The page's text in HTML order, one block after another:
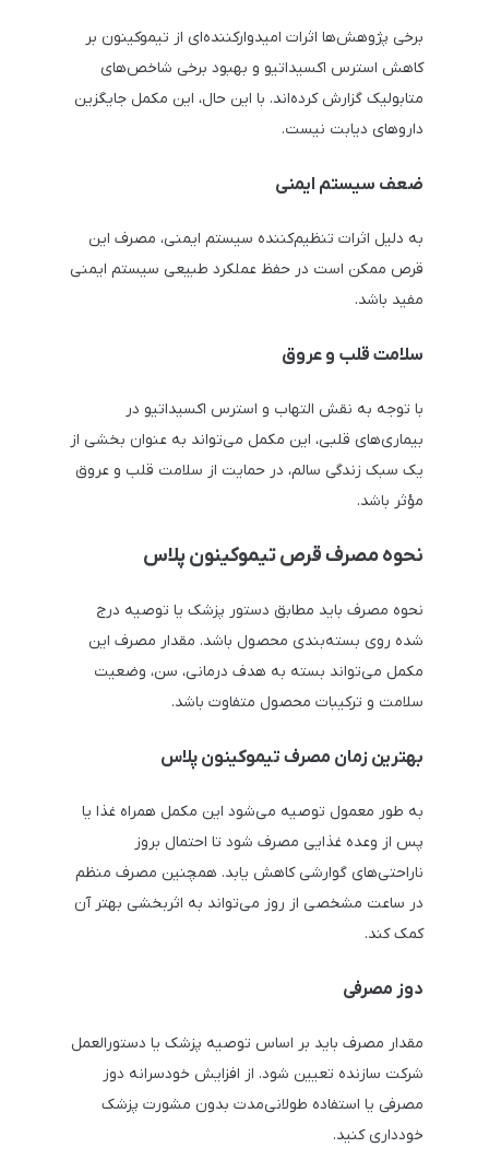
برخی پژوهش‌ها اثرات امیدوارکننده‌ای از تیموکینون بر
کاهش استرس اکسیداتیو و بهبود برخی شاخص‌های
متابولیک گزارش کرده‌اند. با این حال، این مکمل جایگزین
داروهای دیابت نیست.
ضعف سیستم ایمنی
به دلیل اثرات تنظیم‌کننده سیستم ایمنی، مصرف این
قرص ممکن است در حفظ عملکرد طبیعی سیستم ایمنی
مفید باشد.
سلامت قلب و عروق
با توجه به نقش التهاب و استرس اکسیداتیو در
بیماری‌های قلبی، این مکمل می‌تواند به عنوان بخشی از
یک سبک زندگی سالم، در حمایت از سلامت قلب و عروق
مؤثر باشد.
نحوه مصرف قرص تیموکینون پلاس
نحوه مصرف باید مطابق دستور پزشک یا توصیه درج
شده روی بسته‌بندی محصول باشد. مقدار مصرف این
مکمل می‌تواند بسته به هدف درمانی، سن، وضعیت
سلامت و ترکیبات محصول متفاوت باشد.
بهترین زمان مصرف تیموکینون پلاس
به طور معمول توصیه می‌شود این مکمل همراه غذا یا
پس از وعده غذایی مصرف شود تا احتمال بروز
ناراحتی‌های گوارشی کاهش یابد. همچنین مصرف منظم
در ساعت مشخصی از روز می‌تواند به اثربخشی بهتر آن
کمک کند.
دوز مصرفی
مقدار مصرف باید بر اساس توصیه پزشک یا دستورالعمل
شرکت سازنده تعیین شود. از افزایش خودسرانه دوز
مصرفی یا استفاده طولانی‌مدت بدون مشورت پزشک
خودداری کنید.